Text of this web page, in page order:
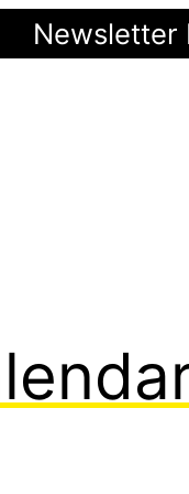
Newsletter